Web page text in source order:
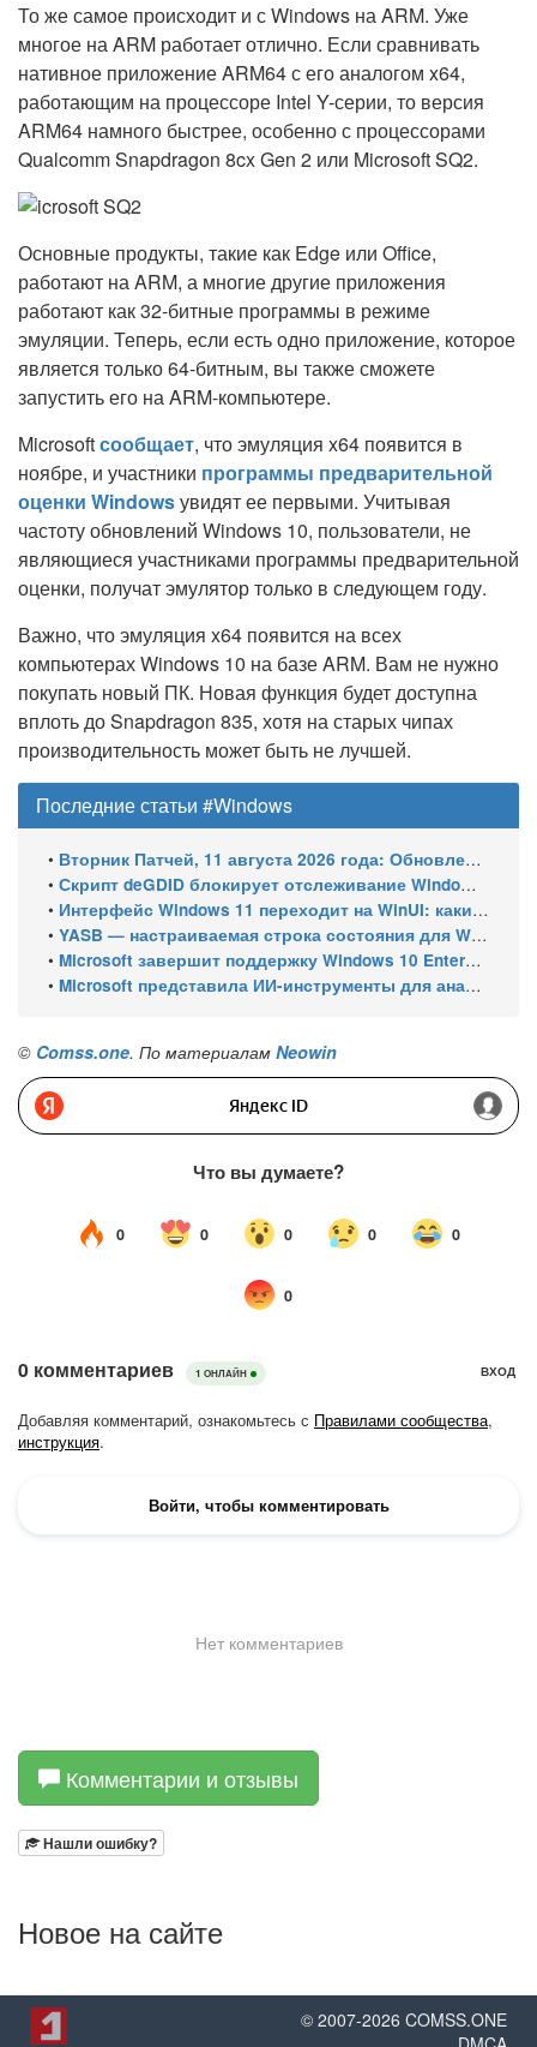
То же самое происходит и с Windows на ARM. Уже
многое на ARM работает отлично. Если сравнивать
нативное приложение ARM64 с его аналогом x64,
работающим на процессоре Intel Y-серии, то версия
ARM64 намного быстрее, особенно с процессорами
Qualcomm Snapdragon 8cx Gen 2 или Microsoft SQ2.
Основные продукты, такие как Edge или Office,
работают на ARM, а многие другие приложения
работают как 32-битные программы в режиме
эмуляции. Теперь, если есть одно приложение, которое
является только 64-битным, вы также сможете
запустить его на ARM-компьютере.
Microsoftсообщает, что эмуляция x64 появится в
ноябре, и участники программы предварительной
оценки Windowsувидят ее первыми. Учитывая
частоту обновлений Windows 10, пользователи, не
являющиеся участниками программы предварительной
оценки, получат эмулятор только в следующем году.
Важно, что эмуляция x64 появится на всех
компьютерах Windows 10 на базе ARM. Вам не нужно
покупать новый ПК. Новая функция будет доступна
вплоть до Snapdragon 835, хотя на старых чипах
производительность может быть не лучшей.
Последние статьи #Windows
• Вторник Патчей, 11 августа 2026 года: Обновления безопасности для Windows 11 (включая KB5121003), ESU-обновления для Windows 10
• Скрипт deGDID блокирует отслеживание Windows по глобальному идентификатору устройства
• Интерфейс Windows 11 переходит на WinUI: какие системные элементы обновит Microsoft
• YASB — настраиваемая строка состояния для Windows с виджетами и поддержкой нескольких мониторов
• Microsoft завершит поддержку Windows 10 Enterprise LTSC 2021 в январе 2027 года. ESU продлят обновления до января 2030 года
• Microsoft представила ИИ-инструменты для анализа производительности Windows: ETW MCP и WPA MCP
© Comss.one. По материалам Neowin
Комментарии и отзывы
Нашли ошибку?
Новое на сайте
© 2007-2026 COMSS.ONE